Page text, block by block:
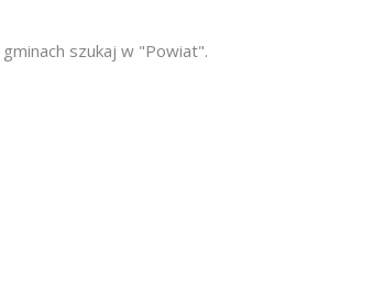
szukaj w "Powiat".